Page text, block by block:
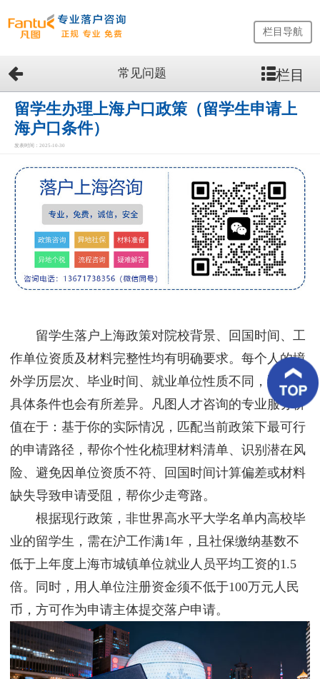
网
站
首
页
留
生
务
优
案
客
好
评
新
闻
资
联
系
我
们
栏目导航
常见问题 栏目
留学生办理上海户口政策（留学生申请上
海户口条件）
发表时间：2025-10-30
留学生落户上海政策对院校背景、回国时间、工
作单位资质及材料完整性均有明确要求。每个人的境
外学历层次、毕业时间、就业单位性质不同，适用的
具体条件也会有所差异。凡图人才咨询的专业服务价
值在于：基于你的实际情况，匹配当前政策下最可行
的申请路径，帮你个性化梳理材料清单、识别潜在风
险、避免因单位资质不符、回国时间计算偏差或材料
缺失导致申请受阻，帮你少走弯路。
根据现行政策，非世界高水平大学名单内高校毕
业的留学生，需在沪工作满1年，且社保缴纳基数不
低于上年度上海市城镇单位就业人员平均工资的1.5
倍。同时，用人单位注册资金须不低于100万元人民
币，方可作为申请主体提交落户申请。